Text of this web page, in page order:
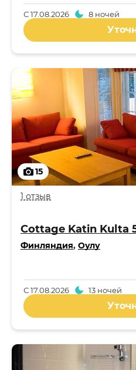
С17.08.2026 8 ночей
15
1 отзыв
Cottage Katin Kulta
Финляндия, Оулу
С17.08.2026 13 ночей